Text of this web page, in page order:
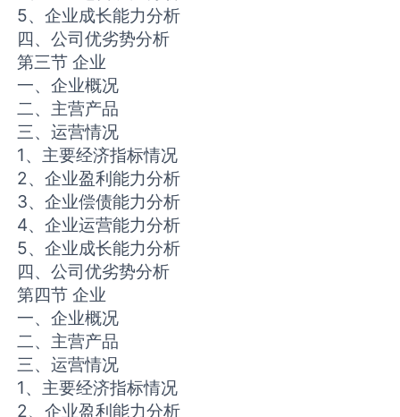
5、企业成长能力分析
四、公司优劣势分析
第三节 企业
一、企业概况
二、主营产品
三、运营情况
1、主要经济指标情况
2、企业盈利能力分析
3、企业偿债能力分析
4、企业运营能力分析
5、企业成长能力分析
四、公司优劣势分析
第四节 企业
一、企业概况
二、主营产品
三、运营情况
1、主要经济指标情况
2、企业盈利能力分析